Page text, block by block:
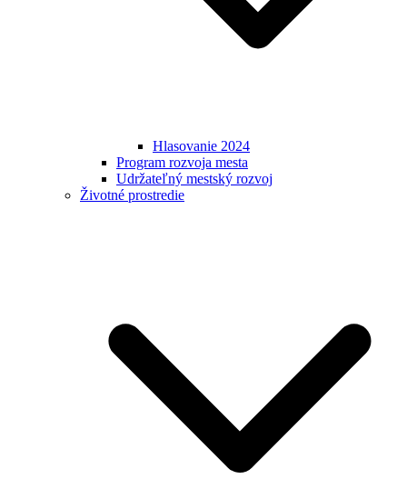
Hlasovanie 2024
Program rozvoja mesta
Udržateľný mestský rozvoj
Životné prostredie